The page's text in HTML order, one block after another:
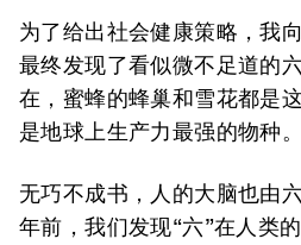
为了给出社会健康策略，我
最终发现了看似微不足道的
在，蜜蜂的蜂巢和雪花都是
是地球上生产力最强的物种。
无巧不成书，人的大脑也由
年前，我们发现“六”在人类